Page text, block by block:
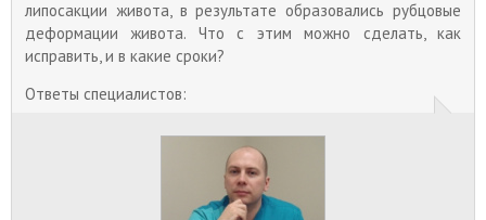
улучшения своего внешнего вида.
липосакции живота, в результате образовались рубцовые
деформации живота. Что с этим можно сделать, как
исправить, и в какие сроки?
Ответы специалистов: